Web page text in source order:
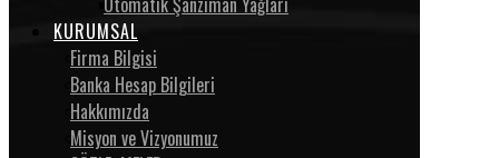
KURUMSAL
Firma Bilgisi
Banka Hesap Bilgileri
Hakkımızda
Misyon ve Vizyonumuz